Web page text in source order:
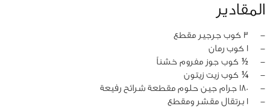
المقادير
‏-
3 كوب جرجير مقطع
‏-
1 كوب رمان
‏-
½ كوب جوز مفروم خشناً
‏-
¼ كوب زيت زيتون
‏-
180 جرام جين حلوم مقطعة شرائح رفيعة
‏-
1 برتقال مقشر ومقطع